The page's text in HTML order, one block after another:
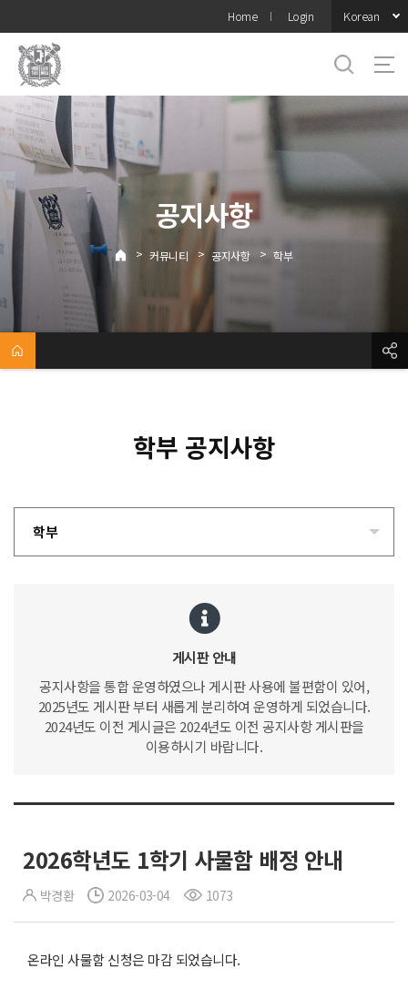
메뉴
Home Login Korean
공지사항
> 커뮤니티 > 공지사항 > 학부
학부 공지사항
학부
게시판 안내
공지사항을 통합 운영하였으나 게시판 사용에 불편함이 있어,
2025년도 게시판 부터 새롭게 분리하여 운영하게 되었습니다.
2024년도 이전 게시글은 2024년도 이전 공지사항 게시판을
이용하시기 바랍니다.
2026학년도 1학기 사물함 배정 안내
박경환 2026-03-04 1073
온라인 사물함 신청은 마감 되었습니다.